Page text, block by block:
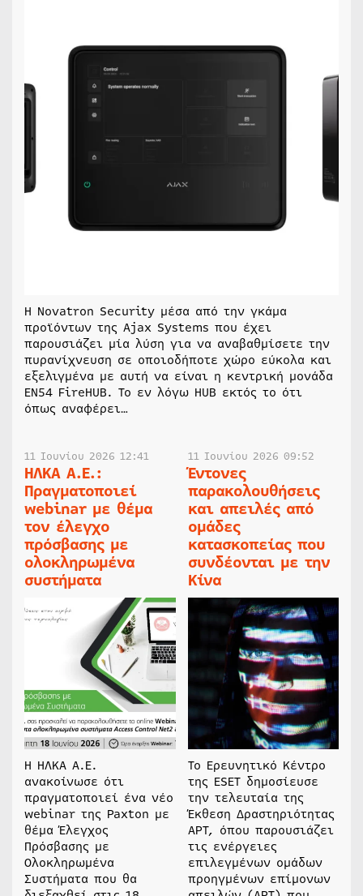
Η Novatron Security μέσα από την γκάμα
προϊόντων της Ajax Systems που έχει
παρουσιάζει μία λύση για να αναβαθμίσετε την
πυρανίχνευση σε οποιοδήποτε χώρο εύκολα και
εξελιγμένα με αυτή να είναι η κεντρική μονάδα
EN54 FireHUB. Το εν λόγω HUB εκτός το ότι
όπως αναφέρει…
11 Ιουνίου 2026 12:41
ΗΛΚΑ Α.Ε.:
Πραγματοποιεί
webinar με θέμα
τον έλεγχο
πρόσβασης με
ολοκληρωμένα
συστήματα
Η ΗΛΚΑ Α.Ε.
ανακοίνωσε ότι
πραγματοποιεί ένα νέο
webinar της Paxton με
θέμα Έλεγχος
Πρόσβασης με
Ολοκληρωμένα
Συστήματα που θα
11 Ιουνίου 2026 09:52
Έντονες
παρακολουθήσεις
και απειλές από
ομάδες
κατασκοπείας που
συνδέονται με την
Κίνα
Το Ερευνητικό Κέντρο
της ESET δημοσίευσε
την τελευταία της
Έκθεση Δραστηριότητας
APT, όπου παρουσιάζει
τις ενέργειες
επιλεγμένων ομάδων
προηγμένων επίμονων